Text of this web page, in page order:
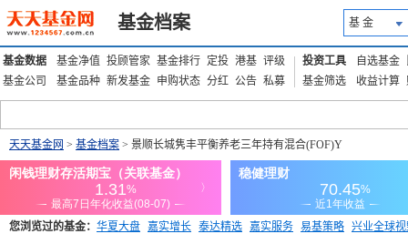
基金档案 基 金
基金数据 基金净值 投顾管家 基金排行 定投 港基 评级
基金公司
基金品种 新发基金 申购状态 分红 公告 私募
投资工具 自选基金
基金筛选
收益计算
天天基金网 > 基金档案 > 景顺长城隽丰平衡养老三年持有混合(FOF)Y
您浏览过的基金： 华夏大盘 嘉实增长 泰达精选 嘉实服务 易基策略 兴业全球